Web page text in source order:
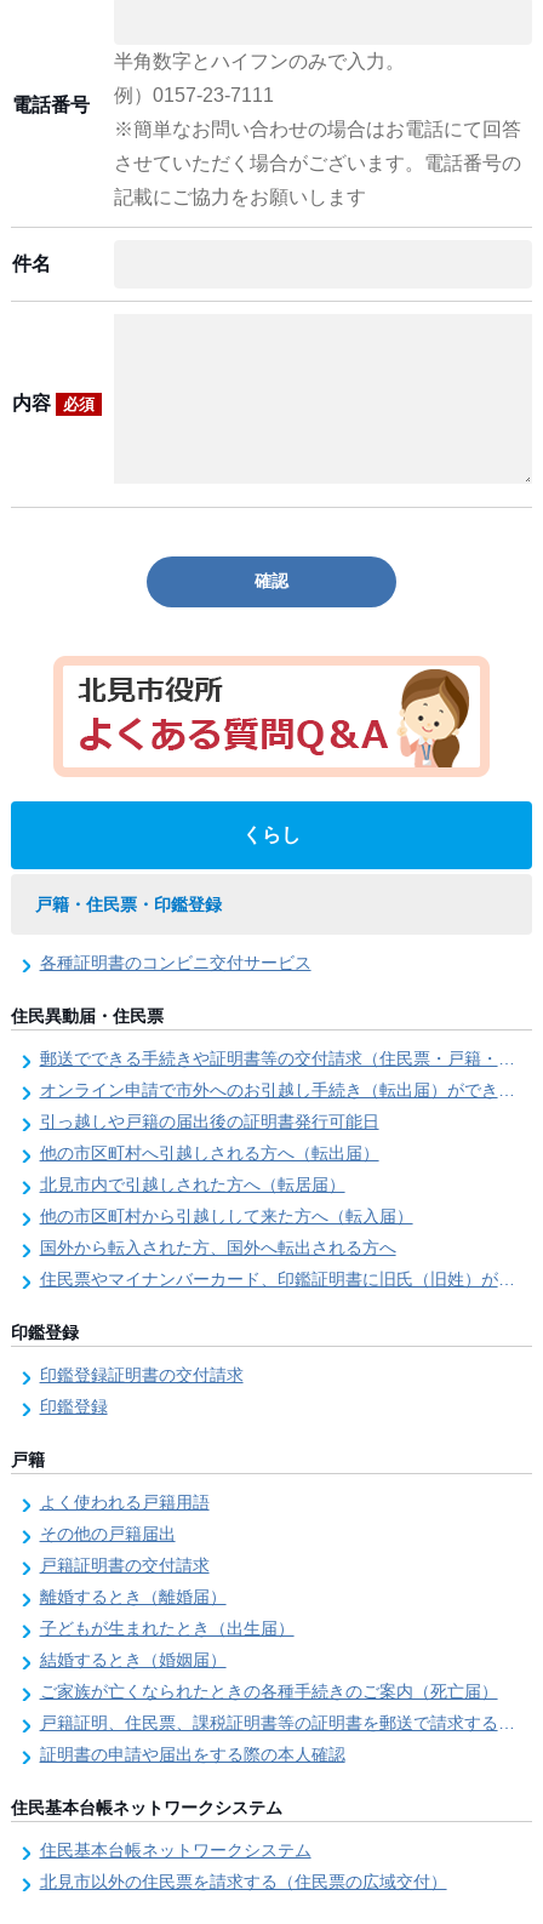
電話番号
半角数字とハイフンのみで入力。
例）0157-23-7111
※簡単なお問い合わせの場合はお電話にて回答
させていただく場合がございます。電話番号の
記載にご協力をお願いします
件名
内容 必須
確認
くらし
戸籍・住民票・印鑑登録
各種証明書のコンビニ交付サービス
住民異動届・住民票
郵送でできる手続きや証明書等の交付請求（住民票・戸籍・国民年金関係）
オンライン申請で市外へのお引越し手続き（転出届）ができます
引っ越しや戸籍の届出後の証明書発行可能日
他の市区町村へ引越しされる方へ（転出届）
北見市内で引越しされた方へ（転居届）
他の市区町村から引越しして来た方へ（転入届）
国外から転入された方、国外へ転出される方へ
住民票やマイナンバーカード、印鑑証明書に旧氏（旧姓）が併記できるようになりました！
印鑑登録
印鑑登録証明書の交付請求
印鑑登録
戸籍
よく使われる戸籍用語
その他の戸籍届出
戸籍証明書の交付請求
離婚するとき（離婚届）
子どもが生まれたとき（出生届）
結婚するとき（婚姻届）
ご家族が亡くなられたときの各種手続きのご案内（死亡届）
戸籍証明、住民票、課税証明書等の証明書を郵送で請求する際の本人確認
証明書の申請や届出をする際の本人確認
住民基本台帳ネットワークシステム
住民基本台帳ネットワークシステム
北見市以外の住民票を請求する（住民票の広域交付）